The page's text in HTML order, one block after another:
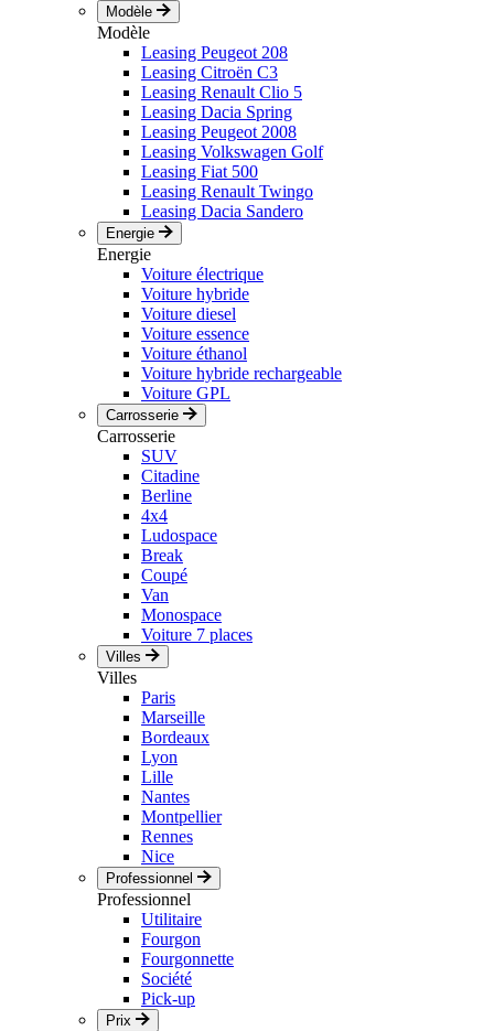
Modèle
Modèle
Leasing Peugeot 208
Leasing Citroën C3
Leasing Renault Clio 5
Leasing Dacia Spring
Leasing Peugeot 2008
Leasing Volkswagen Golf
Leasing Fiat 500
Leasing Renault Twingo
Leasing Dacia Sandero
Energie
Energie
Voiture électrique
Voiture hybride
Voiture diesel
Voiture essence
Voiture éthanol
Voiture hybride rechargeable
Voiture GPL
Carrosserie
Carrosserie
SUV
Citadine
Berline
4x4
Ludospace
Break
Coupé
Van
Monospace
Voiture 7 places
Villes
Villes
Paris
Marseille
Bordeaux
Lyon
Lille
Nantes
Montpellier
Rennes
Nice
Professionnel
Professionnel
Utilitaire
Fourgon
Fourgonnette
Société
Pick-up
Prix